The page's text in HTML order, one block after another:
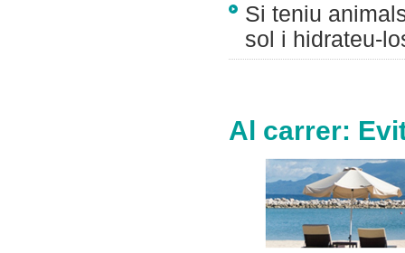
Si teniu
sol i hidrateu-
Al carrer: